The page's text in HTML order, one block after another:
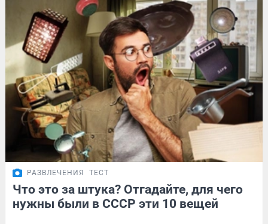
РАЗВЛЕЧЕНИЯ ТЕСТ
Что это за штука? Отгадайте, для чего
нужны были в СССР эти 10 вещей